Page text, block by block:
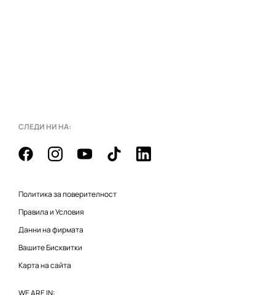
СЛЕДИ НИ НА:
Политика за поверителност
Правила и Условия
Данни на фирмата
Вашите Бисквитки
Карта на сайта